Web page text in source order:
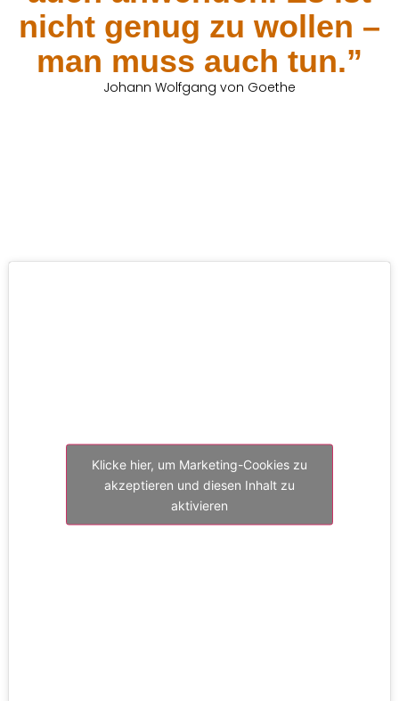
nicht genug zu wollen –
man muss auch tun.”
Johann Wolfgang von Goethe
Klicke hier, um Marketing-Cookies zu
akzeptieren und diesen Inhalt zu
aktivieren